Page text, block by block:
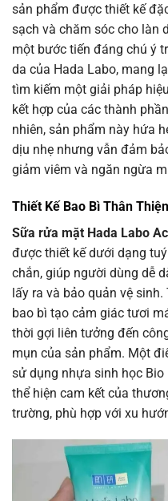
sản phẩm được thiết kế
sạch và chăm sóc cho làn
một bước tiến đáng chú ý
da của Hada Labo, mang
tìm kiếm một giải pháp
kết hợp của các thành
nhiên, sản phẩm này hứa
dịu nhẹ nhưng vẫn đảm
giảm viêm và ngăn ngừa
Thiết Kế Bao Bì Thân
Sữa rửa mặt Hada Labo
được thiết kế dưới dạng
chắn, giúp người dùng dễ
lấy ra và bảo quản vệ
bao bì tạo cảm giác tươi
thời gợi liên tưởng đến
mụn của sản phẩm. Một
sử dụng nhựa sinh học
thể hiện cam kết của
trường, phù hợp với xu